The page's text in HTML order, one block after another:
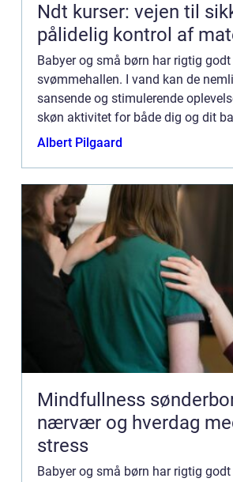
Ndt kurser: vejen til
pålidelig kontrol af
Babyer og små børn har rigtig
svømmehallen. I vand kan de
sansende og stimulerende
skøn aktivitet for både dig og dit
kan læ...
Albert Pilgaard
Mindfullness
nærvær og hverdag
stress
Babyer og små børn har rigtig